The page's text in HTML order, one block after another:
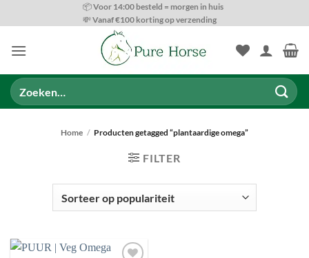
naar
📦 Voor 14:00 besteld = morgen in huis
💸 Vanaf €100 korting op verzending
Zoeken
naar:
Home / Producten getagged “plantaardige omega”
FILTER